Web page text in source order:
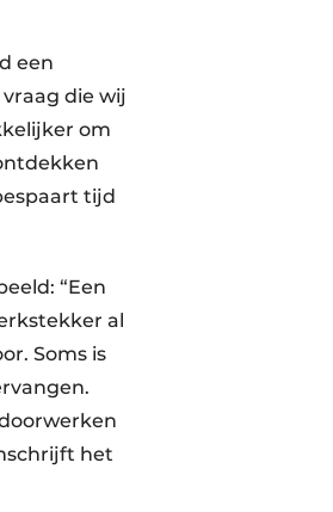
een
die wij
om
tijd
“Een
al
Soms is
het